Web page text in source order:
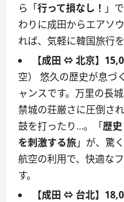
ら「行って損なし！ 」
わりに成田からエアソ
れば、気軽に韓国旅行を
【成田 ⇔ 北京】
空） 悠久の歴史が息づ
ャンスです。万里の長
禁城の荘厳さに圧倒さ
鼓を打ったり…。「歴
を刺激する旅」が、驚
航空の利用で、快適な
す。
【成田 ⇔ 台北】